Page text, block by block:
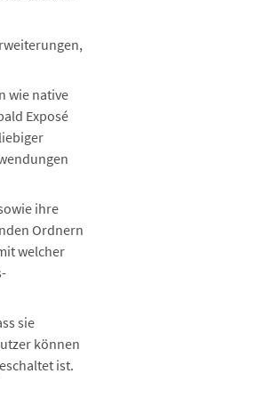
wie native
Exposé
ihre
Ordnern
welcher
sie
können
ist.